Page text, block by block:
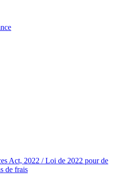
Act, 2022 / Loi de 2022 pour de
de frais